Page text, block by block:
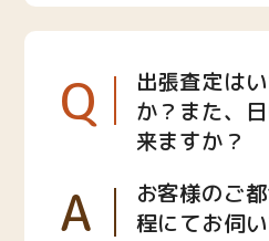
Q
出張査定は
か？また、
来ますか？
A
お客様のご
程にてお伺